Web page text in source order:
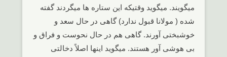
میگویند. میگوید وقتیکه این ستاره ها میگردند گفته
شده ( مولانا قبول ندارد) گاهی در حال سعد و
خوشبختی آورند. گاهی هم در حال نحوست و فراق و
بی هوشی آور هستند. میگوید اینها اصلاً دخالتی